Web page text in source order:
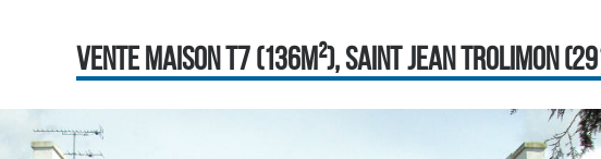
VENTE MAISON T7 (136M²), SAINT JEAN TROLIMON